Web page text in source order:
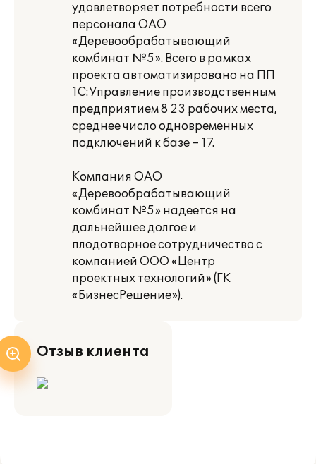
удовлетворяет потребности всего
персонала ОАО
«Деревообрабатывающий
комбинат №5». Всего в рамках
проекта автоматизировано на ПП
1С:Управление производственным
предприятием 8 23 рабочих места,
среднее число одновременных
подключений к базе – 17.
Компания ОАО
«Деревообрабатывающий
комбинат №5» надеется на
дальнейшее долгое и
плодотворное сотрудничество с
компанией ООО «Центр
проектных технологий» (ГК
«БизнесРешение»).
Отзыв клиента